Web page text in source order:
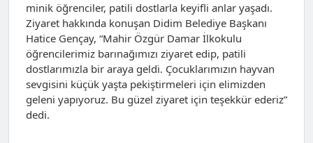
minik öğrenciler, patili dostlarla keyifli anlar yaşadı.
Ziyaret hakkında konuşan Didim Belediye Başkanı
Hatice Gençay, “Mahir Özgür Damar İlkokulu
öğrencilerimiz barınağımızı ziyaret edip, patili
dostlarımızla bir araya geldi. Çocuklarımızın hayvan
sevgisini küçük yaşta pekiştirmeleri için elimizden
geleni yapıyoruz. Bu güzel ziyaret için teşekkür ederiz”
dedi.